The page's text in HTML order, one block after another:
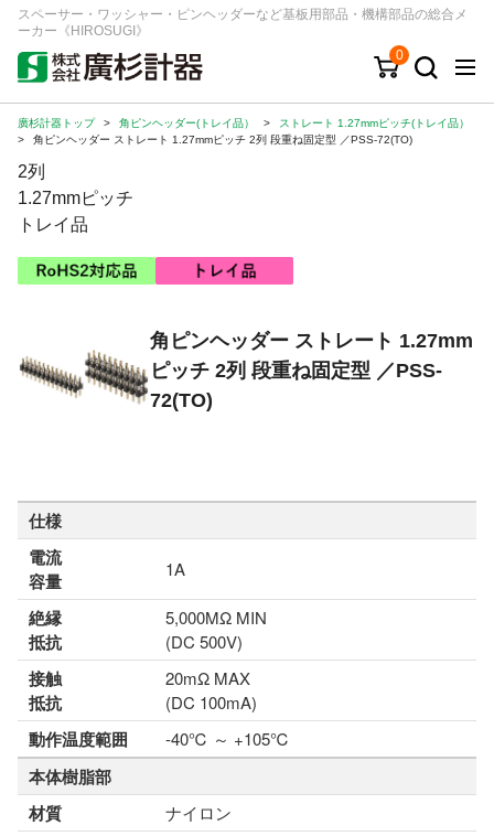
スペーサー・ワッシャー・ピンヘッダーなど基板用部品・機構部品の総合メ
ーカー《HIROSUGI》
0
キーワード 品番/シリーズ
商品カテゴリから探す
ジャンルから探す
シリーズから探す
注文・見積りについて
廣杉計器トップ > 角ピンヘッダー(トレイ品） >
ストレート 1.27mmピッチ(トレイ品）
>
角ピンヘッダー ストレート 1.27mmピッチ 2列 段重ね固定型 ／PSS-72(TO)
2列
1.27mmピッチ
トレイ品
角ピンヘッダー ストレート 1.27mm
ピッチ 2列 段重ね固定型 ／PSS-
72(TO)
仕様
電流
容量
1A
絶縁
抵抗
5,000MΩ MIN
(DC 500V)
接触
抵抗
20mΩ MAX
(DC 100mA)
動作温度範囲 -40℃ ～ +105℃
本体樹脂部
材質
ナイロン